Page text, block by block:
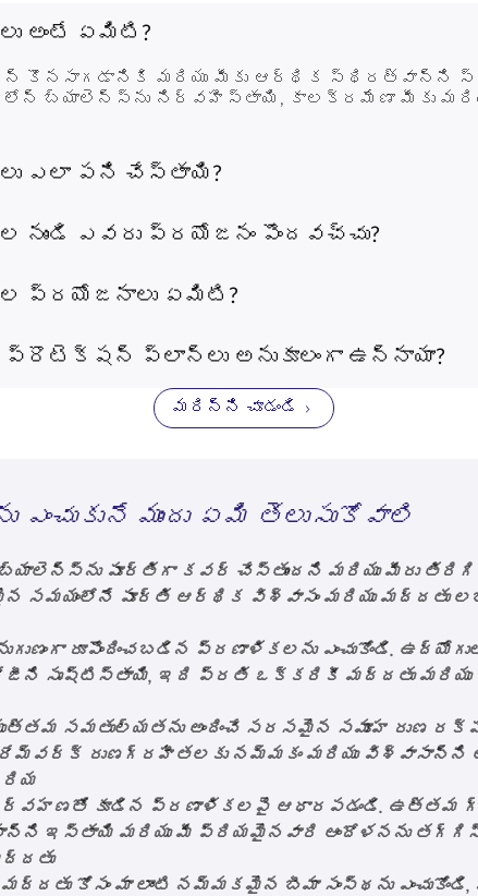
అంటే ఏమిటి?
కొనసాగడానికి మరియు మీకు ఆర్థిక స్థిరత్వాన్ని
బ్యాలెన్స్‌ను నిర్వహిస్తాయి, కాలక్రమేణా మీకు
ఎలా పని చేస్తాయి?
కుటుంబం లేదా సన్నిహితులకు ఆర్థిక కొనసాగింపు
ఎవరు ప్రయోజనం పొందవచ్చు?
కస్టమర్లు మరియు బృంద సభ్యులకు శాశ్వత ఆర్థిక
ప్రయోజనాలు ఏమిటి?
రుణదాతలు సురక్షితంగా ఉంటారని నిర్ధారిస్తాయి,
ప్లాన్‌లు అనుకూలంగా ఉన్నాయా?
లోన్ కవర్ ప్లాన్‌లు వ్యవస్థాపకులకు మరియు
వ్యాపారాలు పెరుగుతున్న కొద్దీ సర్దుబాటు అయ్యే
ప్రతి దశలోనూ రక్షణ, భద్రత మరియు స్వేచ్ఛా
మరిన్ని చూడండి
ముందు ఏమి తెలుసుకోవాలి
పూర్తిగా కవర్ చేస్తుందని మరియు మీరు తిరిగి
సమయంలోనే పూర్తి ఆర్థిక విశ్వాసం మరియు మద్దతు
రూపొందించబడిన ప్రణాళికలను ఎంచుకోండి.
సృష్టిస్తాయి, ఇది ప్రతి ఒక్కరికీ మద్దతు మరియు
సమతుల్యతను అందించే సరసమైన సమూహ రుణ
రుణగ్రహీతలకు నమ్మకం మరియు విశ్వాసాన్ని
కూడిన ప్రణాళికలపై ఆధారపడండి. ఉత్తమ
ఇస్తాయి మరియు మీ ప్రియమైనవారి ఆందోళనను
కోసం మా లాంటి నమ్మకమైన బీమా సంస్థను ఎంచుకోండి,